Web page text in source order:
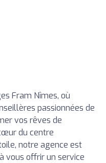
Fram Nîmes, où
passionnées de
vos rêves de
du centre
notre agence est
vous offrir un service